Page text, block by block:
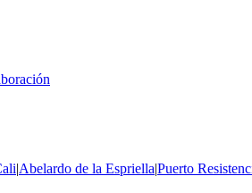
|Abelardo de la Espriella|Puerto